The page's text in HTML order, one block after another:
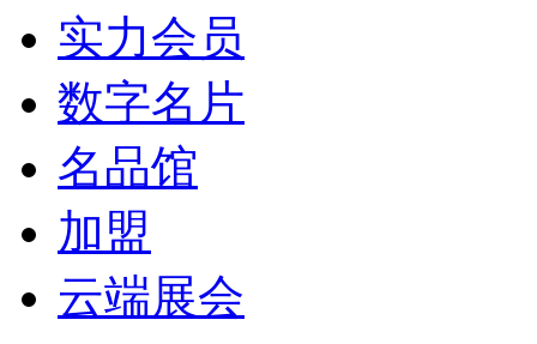
实力会员
数字名片
名品馆
加盟
云端展会